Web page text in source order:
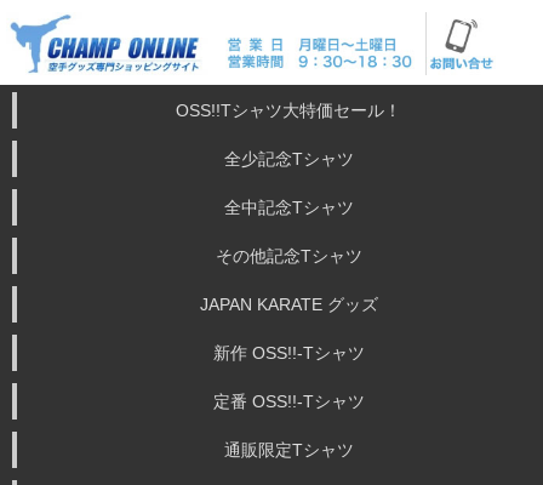
OSS!!Tシャツ大特価セール！
全少記念Tシャツ
全中記念Tシャツ
その他記念Tシャツ
JAPAN KARATE グッズ
新作 OSS!!-Tシャツ
定番 OSS!!-Tシャツ
通販限定Tシャツ